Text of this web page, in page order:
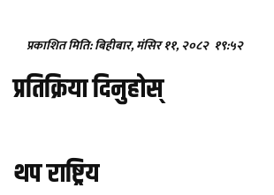
प्रकाशित मिति: बिहीबार, मंसिर ११, २०८२ १९:५२
प्रतिक्रिया दिनुहोस्
थप राष्ट्रिय